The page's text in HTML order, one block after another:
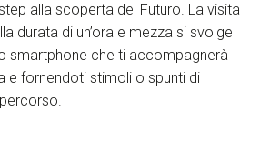
alla scoperta del Futuro. La visita
durata di un’ora e mezza si svolge
smartphone che ti accompagnerà
e fornendoti stimoli o spunti di